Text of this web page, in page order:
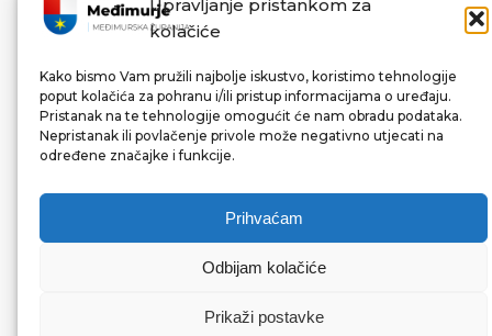
Upravljanje pristankom za
kolačiće
Kako bismo Vam pružili najbolje iskustvo, koristimo tehnologije
poput kolačića za pohranu i/ili pristup informacijama o uređaju.
Pristanak na te tehnologije omogućit će nam obradu podataka.
Nepristanak ili povlačenje privole može negativno utjecati na
određene značajke i funkcije.
Prihvaćam
Odbijam kolačiće
Prikaži postavke
REPUBLIKA HRVATSKA
© 2022 Međimurska županija. Sva prava pridržana.